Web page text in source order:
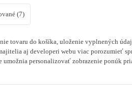
(7)
tovaru do košíka, uloženie vyplnených
aj developeri webu viac porozumieť
umožnia personalizovať zobrazenie ponúk